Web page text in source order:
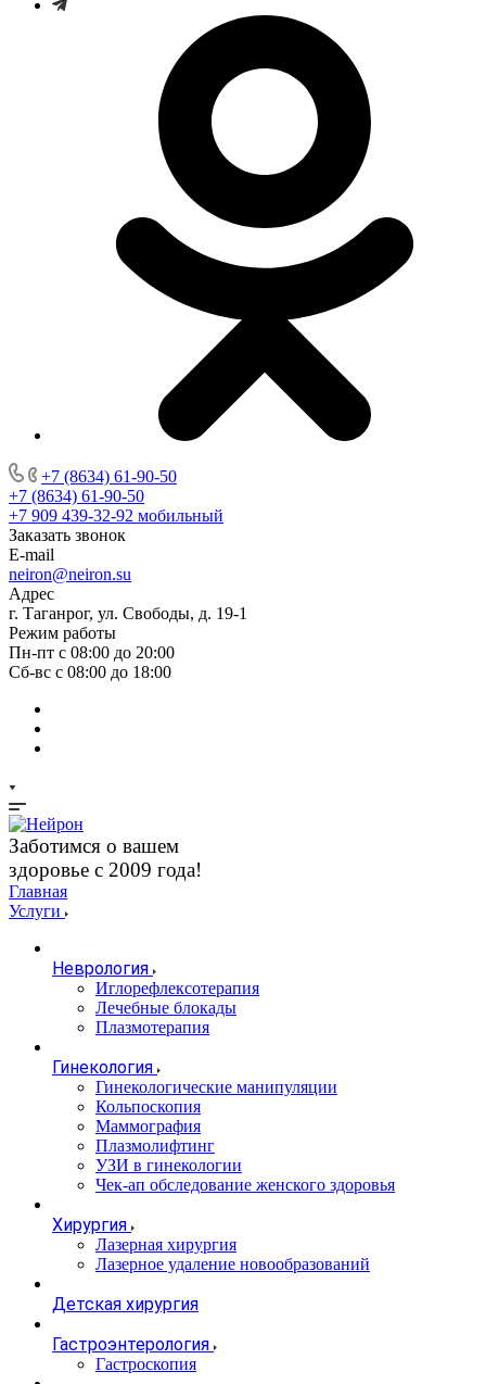
+7 (8634) 61-90-50
+7 (8634) 61-90-50
+7 909 439-32-92 мобильный
Заказать звонок
E-mail
neiron@neiron.su
Адрес
г. Таганрог, ул. Свободы, д. 19-1
Режим работы
Пн-пт с 08:00 до 20:00
Сб-вс с 08:00 до 18:00
Заботимся о вашем
здоровье с 2009 года!
Главная
Услуги
Неврология
Иглорефлексотерапия
Лечебные блокады
Плазмотерапия
Гинекология
Гинекологические манипуляции
Кольпоскопия
Маммография
Плазмолифтинг
УЗИ в гинекологии
Чек-ап обследование женского здоровья
Хирургия
Лазерная хирургия
Лазерное удаление новообразований
Детская хирургия
Гастроэнтерология
Гастроскопия